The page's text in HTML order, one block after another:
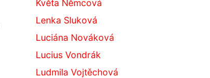
Květa Němcová
Lenka Sluková
Luciána Nováková
Lucius Vondrák
Ludmila Vojtěchová